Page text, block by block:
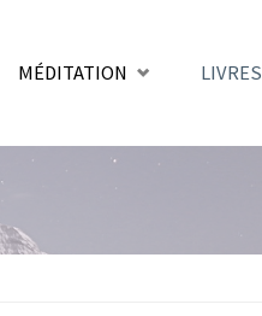
MÉDITATION LIVRES